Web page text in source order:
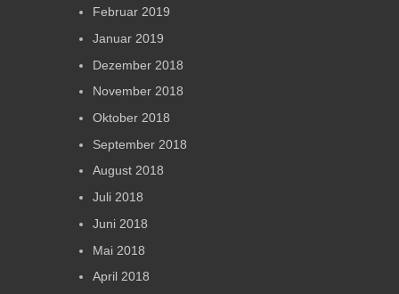
Februar 2019
Januar 2019
Dezember 2018
November 2018
Oktober 2018
September 2018
August 2018
Juli 2018
Juni 2018
Mai 2018
April 2018